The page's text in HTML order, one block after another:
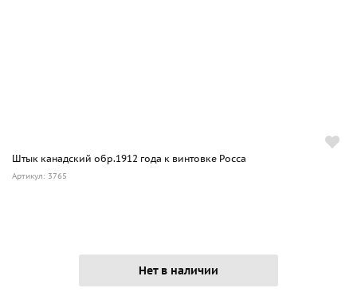
Штык канадский обр.1912 года к винтовке Росса
Артикул: 3765
Нет в наличии